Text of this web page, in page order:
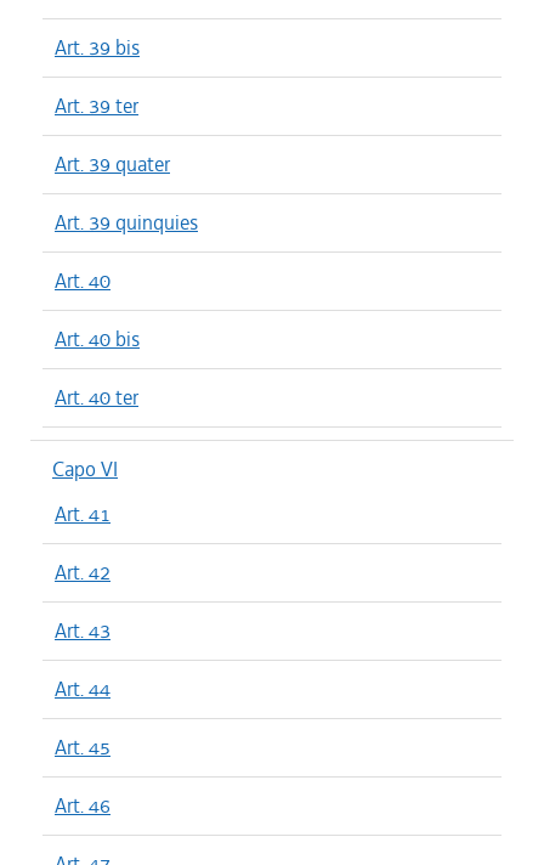
Art. 39 bis
Art. 39 ter
Art. 39 quater
Art. 39 quinquies
Art. 40
Art. 40 bis
Art. 40 ter
Capo VI
Art. 41
Art. 42
Art. 43
Art. 44
Art. 45
Art. 46